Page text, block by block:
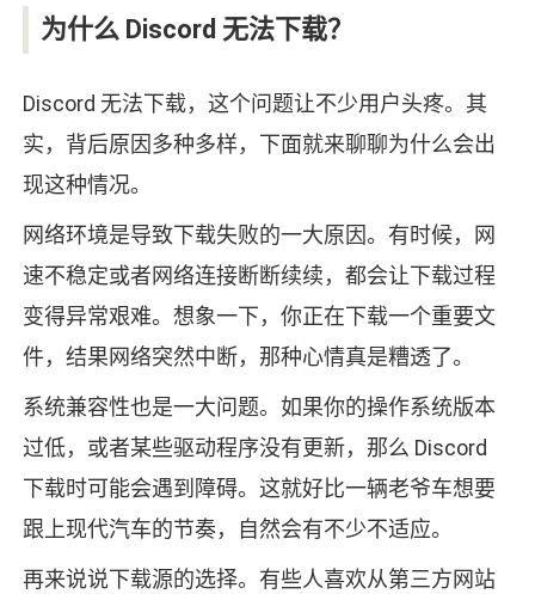
为什么 Discord 无法下载？
Discord 无法下载，这个问题让不少用户头疼。其
实，背后原因多种多样，下面就来聊聊为什么会出
现这种情况。
网络环境是导致下载失败的一大原因。有时候，网
速不稳定或者网络连接断断续续，都会让下载过程
变得异常艰难。想象一下，你正在下载一个重要文
件，结果网络突然中断，那种心情真是糟透了。
系统兼容性也是一大问题。如果你的操作系统版本
过低，或者某些驱动程序没有更新，那么 Discord
下载时可能会遇到障碍。这就好比一辆老爷车想要
跟上现代汽车的节奏，自然会有不少不适应。
再来说说下载源的选择。有些人喜欢从第三方网站